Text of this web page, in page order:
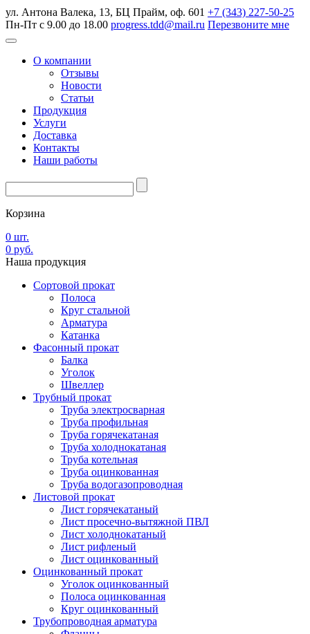
ул. Антона Валека, 13, БЦ Прайм, оф. 601 +7 (343) 227-50-25
Пн-Пт с 9.00 до 18.00 progress.tdd@mail.ru Перезвоните мне
О компании
Отзывы
Новости
Статьи
Продукция
Услуги
Доставка
Контакты
Наши работы
Корзина
0 шт.
0 руб.
Наша продукция
Сортовой прокат
Полоса
Круг стальной
Арматура
Катанка
Фасонный прокат
Балка
Уголок
Швеллер
Трубный прокат
Труба электросварная
Труба профильная
Труба горячекатаная
Труба холоднокатаная
Труба котельная
Труба оцинкованная
Труба водогазопроводная
Листовой прокат
Лист горячекатаный
Лист просечно-вытяжной ПВЛ
Лист холоднокатаный
Лист рифленый
Лист оцинкованный
Оцинкованный прокат
Уголок оцинкованный
Полоса оцинкованная
Круг оцинкованный
Трубопроводная арматура